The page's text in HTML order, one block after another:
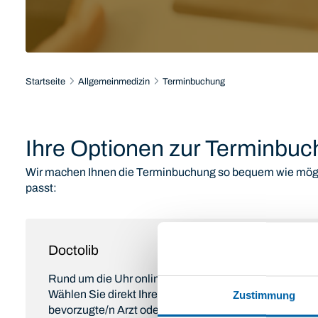
Zustimmung
Startseite Allgemeinmedizin Terminbuchung
Ihre Optionen zur
Wir machen Ihnen die Terminbuchung so bequem wie
passt:
Doctolib
Rund um die Uhr online buchbar, mit sofortiger
Wählen Sie direkt Ihren Wunschtermin und, wenn
bevorzugte/n Arzt oder Ärztin. Sie erhalten